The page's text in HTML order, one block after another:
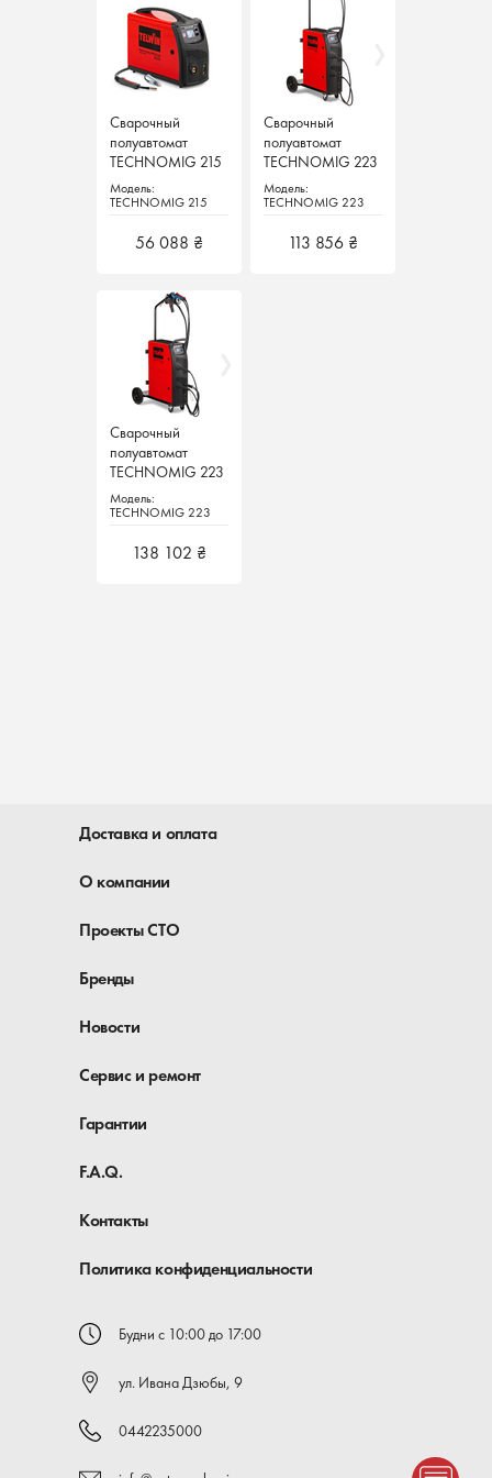
Сварочный
полуавтомат
TECHNOMIG 215
DUAL SYNERGIC
Telwin Италия
Модель:
TECHNOMIG 215
56 088 ₴
Сварочный
полуавтомат
TECHNOMIG 215
DUAL SYNERGIC
Telwin Италия
Модель:
TECHNOMIG 215
56 088 ₴
Сварочный
полуавтомат
TECHNOMIG 223
TREO SYNERGIC
Telwin Италия
Модель:
TECHNOMIG 223
113 856 ₴
Сварочный
полуавтомат
TECHNOMIG 223
TREO SYNERGIC
Telwin Италия
Модель:
TECHNOMIG 223
113 856 ₴
Сварочный
полуавтомат
TECHNOMIG 223
TREO SYNERGIC +
SPOOL GUN
Модель:
TECHNOMIG 223
138 102 ₴
Сварочный
полуавтомат
TECHNOMIG 223
TREO SYNERGIC +
SPOOL GUN
Модель:
TECHNOMIG 223
138 102 ₴
Доставка и оплата
О компании
Проекты СТО
Бренды
Новости
Сервис и ремонт
Гарантии
F.A.Q.
Контакты
Политика конфиденциальности
Будни с 10:00 до 17:00
ул. Ивана Дзюбы, 9
0442235000